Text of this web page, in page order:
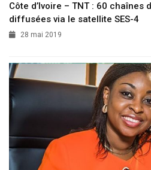
Côte d’Ivoire – TNT : 60 chaînes
diffusées via le satellite SES-4
28 mai 2019